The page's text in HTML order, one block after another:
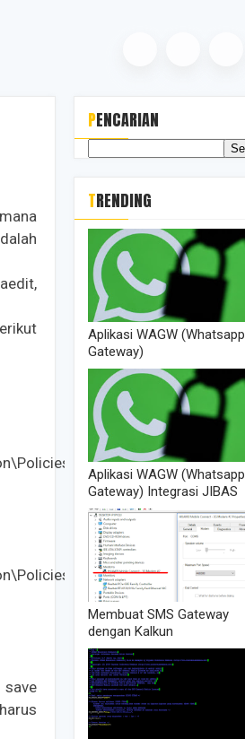
PENCARIAN
TRENDING
Aplikasi WAGW (Whatsapp
Gateway)
Aplikasi WAGW (Whatsapp
Gateway) Integrasi JIBAS
Membuat SMS Gateway
dengan Kalkun